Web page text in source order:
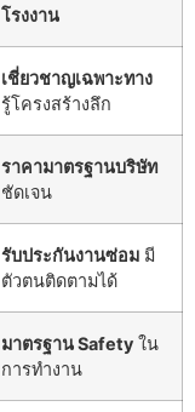
โรงงาน
เชี่ยวชาญเฉพาะทาง
รู้โครงสร้างลึก
ราคามาตรฐานบริษัท
ชัดเจน
รับประกันงานซ่อม มี
ตัวตนติดตามได้
มาตรฐาน Safety ใน
การทำงาน